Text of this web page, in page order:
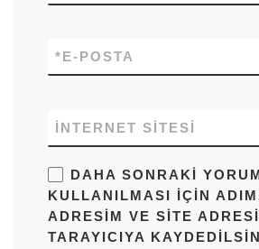
E-POSTA
*
İNTERNET SITESI
DAHA SONRAKI
KULLANILMASI IÇIN
ADRESIM VE SITE
TARAYICIYA